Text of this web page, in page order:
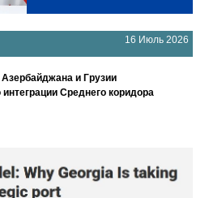
16 Июль 2026
Азербайджана и Грузии
Среднего коридора